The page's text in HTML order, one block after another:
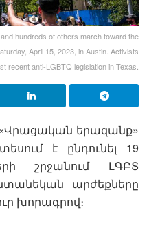
hundreds of others march toward the
April 15, 2023, in Austin. Activists
recent anti-LGBTQ legislation in Texas.
երազանք»
է ընդունել 19
շրջանում ԼԳԲՏ
արժեքները
խորագրով։